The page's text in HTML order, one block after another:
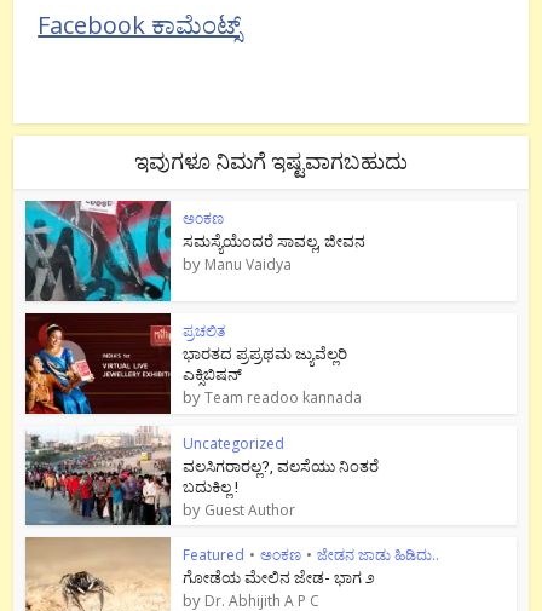
Facebook ಕಾಮೆಂಟ್ಸ್
ಇವುಗಳೂ ನಿಮಗೆ ಇಷ್ಟವಾಗಬಹುದು
ಅಂಕಣ
ಸಮಸ್ಯೆಯೆಂದರೆ ಸಾವಲ್ಲ, ಜೀವನ
by Manu Vaidya
ಪ್ರಚಲಿತ
ಭಾರತದ ಪ್ರಪ್ರಥಮ ಜ್ಯುವೆಲ್ಲರಿ
ಎಕ್ಸಿಬಿಷನ್
byTeam readoo kannada
Uncategorized
ವಲಸಿಗರಾರಲ್ಲ?, ವಲಸೆಯು ನಿಂತರೆ
ಬದುಕಿಲ್ಲ !
by Guest Author
Featured • ಅಂಕಣ • ಜೇಡನ ಜಾಡು ಹಿಡಿದು..
ಗೋಡೆಯ ಮೇಲಿನ ಜೇಡ- ಭಾಗ ೨
by Dr. Abhijith A P C